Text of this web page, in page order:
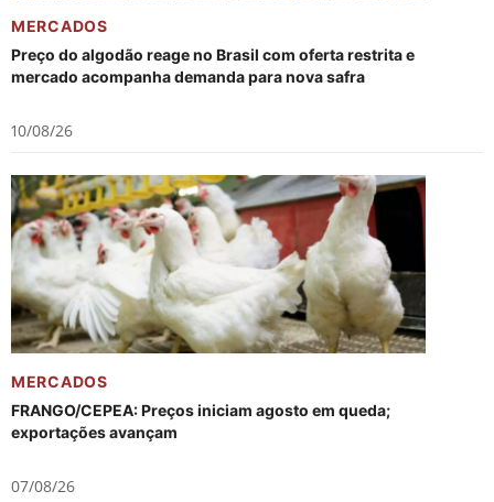
MERCADOS
Preço do algodão reage no Brasil com oferta restrita e
mercado acompanha demanda para nova safra
10/08/26
MERCADOS
FRANGO/CEPEA: Preços iniciam agosto em queda;
exportações avançam
07/08/26